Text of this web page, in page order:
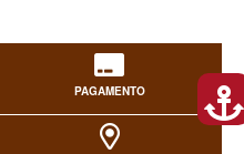
PAGAMENTO